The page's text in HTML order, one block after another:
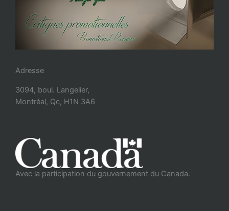
Adresse
3094, boul. Langelier,
Montréal, Qc, H1N 3A6
Avec la participation du gouvernement du Canada.